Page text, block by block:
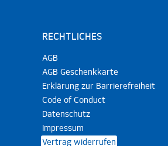
RECHTLICHES
AGB
AGB Geschenkkarte
Erklärung zur Barrierefreiheit
Code of Conduct
Datenschutz
Impressum
Vertrag widerrufen